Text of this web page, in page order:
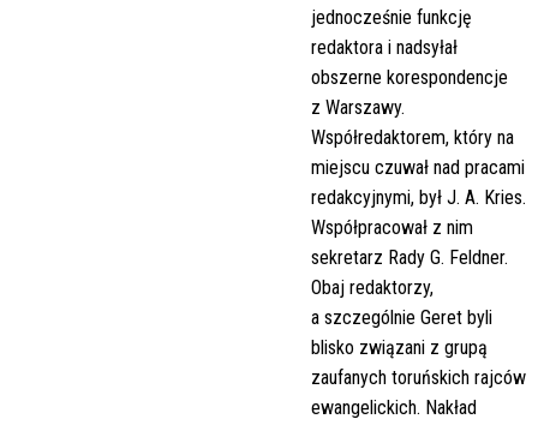
jednocześnie funkcję
redaktora i nadsyłał
obszerne korespondencje
z Warszawy.
Współredaktorem, który na
miejscu czuwał nad pracami
redakcyjnymi, był J. A. Kries.
Współpracował z nim
sekretarz Rady G. Feldner.
Obaj redaktorzy,
a szczególnie Geret byli
blisko związani z grupą
zaufanych toruńskich rajców
ewangelickich. Nakład